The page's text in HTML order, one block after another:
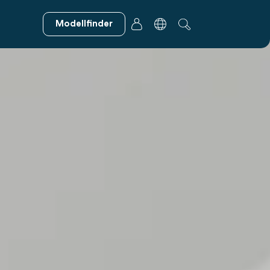
Modellfinder